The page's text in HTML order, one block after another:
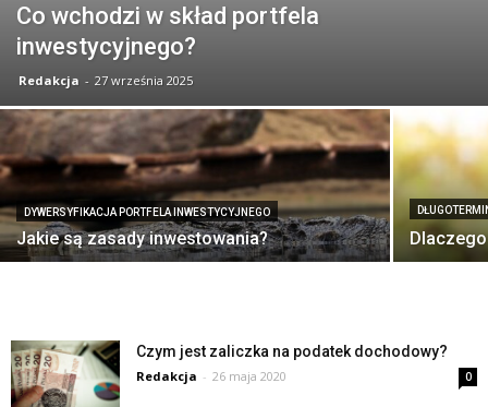
Co wchodzi w skład portfela
inwestycyjnego?
Redakcja - 27 września 2025
DYWERSYFIKACJA PORTFELA INWESTYCYJNEGO
Jakie są zasady inwestowania?
Czym jest zaliczka na podatek dochodowy?
Redakcja - 26 maja 2020 0